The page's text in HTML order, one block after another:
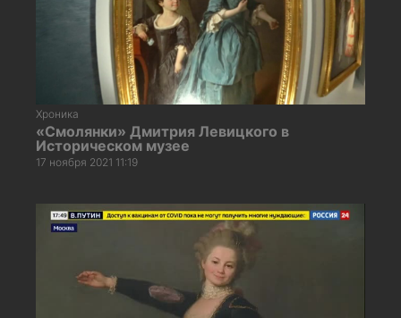
Хроника
«Смолянки» Дмитрия Левицкого в
Историческом музее
17 ноября 2021 11:19